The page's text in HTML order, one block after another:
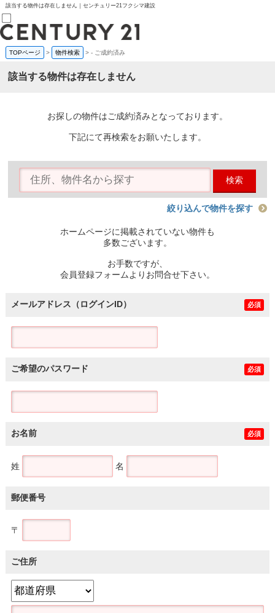
該当する物件は存在しません｜センチュリー21フクシマ建設
売買部
0120-800-844
賃貸部
会員メニュー
物件を探す
購入TOP
条件から探す
住宅ローン控除シミュレータ
TOPページ > 物件検索 >- ご成約済み
該当する物件は存在しません
お探しの物件はご成約済みとなっております。
下記にて再検索をお願いたします。
検索
絞り込んで物件を探す
ホームページに掲載されていない物件も
多数ございます。
お手数ですが、
会員登録フォームよりお問合せ下さい。
メールアドレス（ログインID） 必須
ご希望のパスワード 必須
お名前 必須
姓 名
郵便番号
〒
ご住所